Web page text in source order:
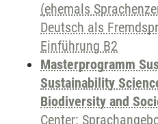
(ehemals
Deutsch als
Einführung B2
Masterprogramm
Sustainability
Biodiversity and
Center: